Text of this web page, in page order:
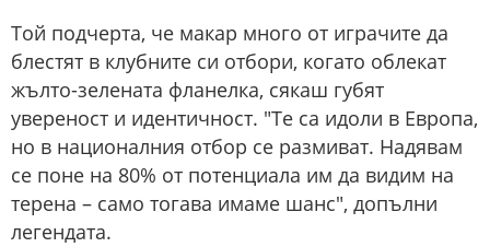
Той подчерта, че макар много от играчите да
блестят в клубните си отбори, когато облекат
жълто-зелената фланелка, сякаш губят
увереност и идентичност. "Те са идоли в Европа,
но в националния отбор се размиват. Надявам
се поне на 80% от потенциала им да видим на
терена – само тогава имаме шанс", допълни
легендата.